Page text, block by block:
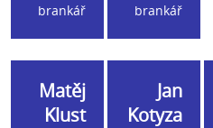
brankář brankář
Matěj
Klust
Jan
Kotyza